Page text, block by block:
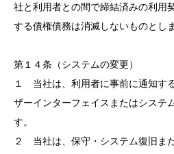
社と利用者との間で締結済みの利用
する債権債務は消滅しないものとしま
第１４条（システムの変更）
１ 当社は、利用者に事前に通知す
ザーインターフェイスまたはシステ
す。
２ 当社は、保守・システム復旧ま